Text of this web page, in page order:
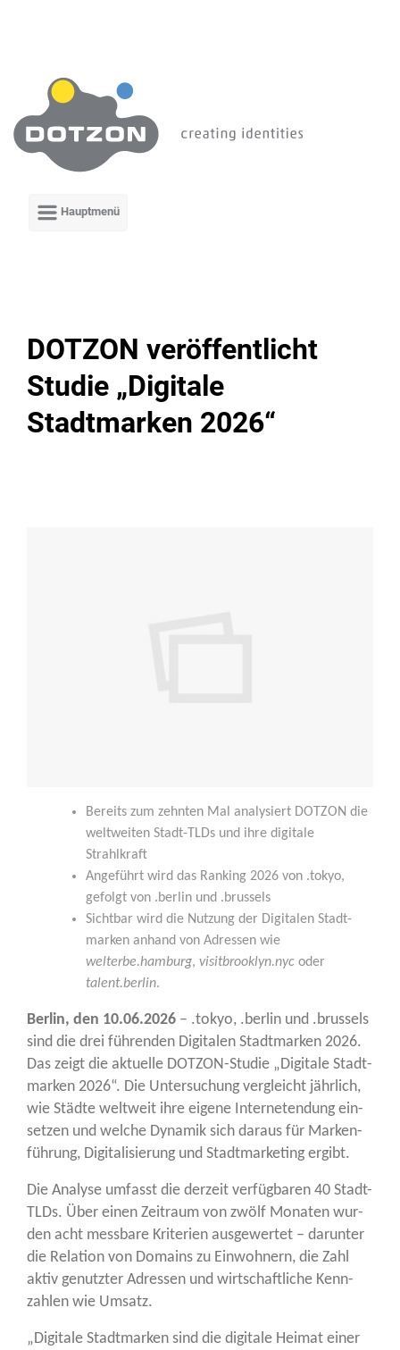
DOTZON veröffentlicht
Studie „Digitale
Stadtmarken 2026“
Bereits zum zehn­ten Mal ana­ly­siert DOTZON die
welt­wei­ten Stadt-TLDs und ihre digi­ta­le
Strahlkraft
Ange­führt wird das Ran­king 2026 von .tokyo,
gefolgt von .ber­lin und .brussels
Sicht­bar wird die Nut­zung der Digi­ta­len Stadt­
mar­ken anhand von Adres­sen wie
welterbe.hamburg, visitbrooklyn.nyc oder
talent.berlin.
Ber­lin, den 10.06.2026 – .tokyo, .ber­lin und .brussels
sind die drei füh­ren­den Digi­ta­len Stadt­mar­ken 2026.
Das zeigt die aktu­el­le DOT­ZON-Stu­die „Digi­ta­le Stadt­
mar­ken 2026“. Die Unter­su­chung ver­gleicht jähr­lich,
wie Städ­te welt­weit ihre eige­ne Inter­neten­dung ein­
set­zen und wel­che Dyna­mik sich dar­aus für Mar­ken­
füh­rung, Digi­ta­li­sie­rung und Stadt­mar­ke­ting ergibt.
Die Ana­ly­se umfasst die der­zeit ver­füg­ba­ren 40 Stadt-
TLDs. Über einen Zeit­raum von zwölf Mona­ten wur­
den acht mess­ba­re Kri­te­ri­en aus­ge­wer­tet – dar­un­ter
die Rela­ti­on von Domains zu Ein­woh­nern, die Zahl
aktiv genutz­ter Adres­sen und wirt­schaft­li­che Kenn­
zah­len wie Umsatz.
„Digi­ta­le Stadt­mar­ken sind die digi­ta­le Hei­mat einer